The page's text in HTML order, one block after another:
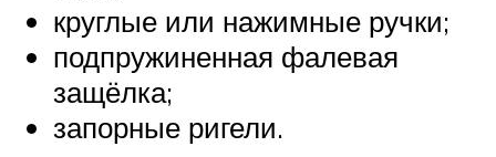
круглые или нажимные ручки;
подпружиненная фалевая
защёлка;
запорные ригели.